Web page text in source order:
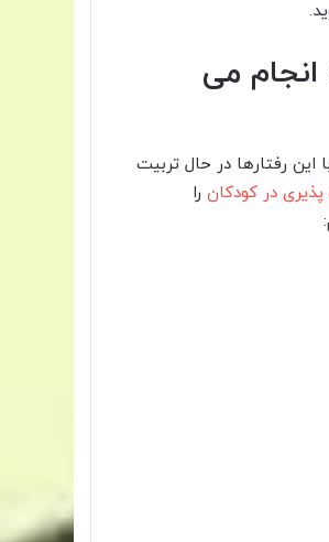
انجام می
این رفتارها در حال تربیت
در کودکان را